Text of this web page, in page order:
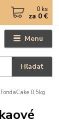
Menu
Hľadať
0 ks
za 0 €
0,5kg